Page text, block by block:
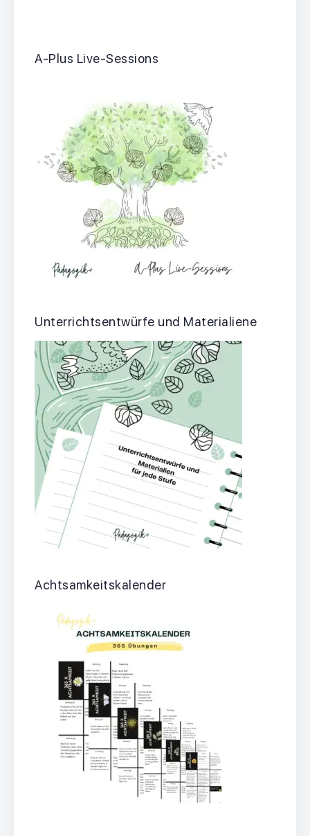
A-Plus Live-Sessions
Unterrichtsentwürfe und Materialiene
Achtsamkeitskalender